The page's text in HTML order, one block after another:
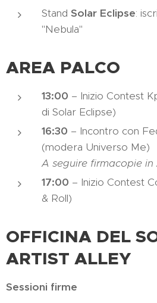
Stand Solar Eclipse:
"Nebula"
AREA PALCO
13:00 – Inizio Contest
di Solar Eclipse)
16:30 – Incontro con
(modera Universo Me)
A seguire firmacopie
17:00 – Inizio Contest
& Roll)
OFFICINA DEL
ARTIST ALLEY
Sessioni firme